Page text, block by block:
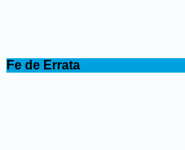
Fe de Errata